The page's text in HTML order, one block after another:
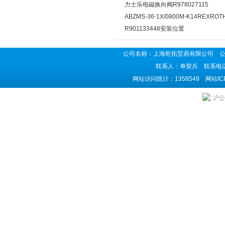
力士乐电磁换向阀R978027115
ABZMS-36-1X/0800M-
R901133448安装位置
公司名称：上海乾拓贸易有限公司
联系人：单荣兵 联系电
网站访问统计：1358549 网站
沪